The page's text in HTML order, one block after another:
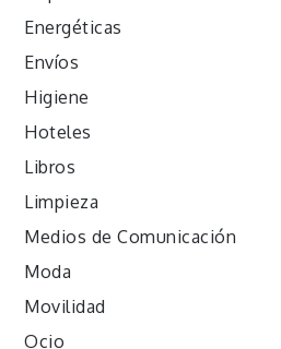
Energéticas
Envíos
Higiene
Hoteles
Libros
Limpieza
Medios de Comunicación
Moda
Movilidad
Ocio